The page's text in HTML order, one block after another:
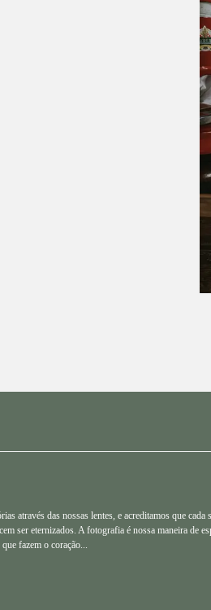
através das nossas lentes, e acreditamos que cada
ser eternizados. A fotografia é nossa maneira de
fazem o coração...